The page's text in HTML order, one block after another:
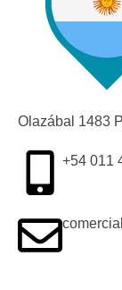
Olazábal 1483
+54 011